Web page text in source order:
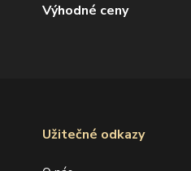
Výhodné ceny
Užitečné odkazy